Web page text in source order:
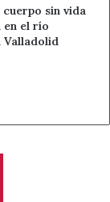
Otro30%se
la
para
viviendas
incluye
y una
cuerpo sin vida
en el río
Valladolid